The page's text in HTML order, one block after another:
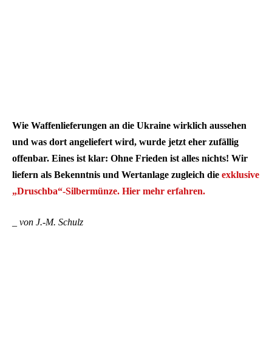
Wie Waffenlieferungen an die Ukraine wirklich aussehen
und was dort angeliefert wird, wurde jetzt eher zufällig
offenbar. Eines ist klar: Ohne Frieden ist alles nichts! Wir
liefern als Bekenntnis und Wertanlage zugleich die exklusive
„Druschba“-Silbermünze. Hier mehr erfahren.
_ von J.-M. Schulz